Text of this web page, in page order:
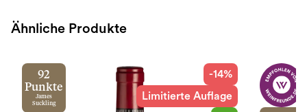
Ähnliche Produkte
92
Punkte
James
Suckling
-14%
Limitierte Auflage